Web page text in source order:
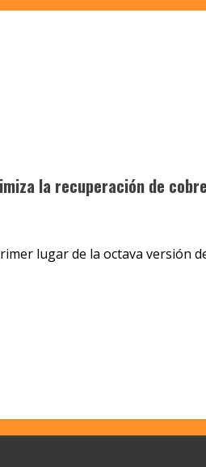
la recuperación de
lugar de la octava versión